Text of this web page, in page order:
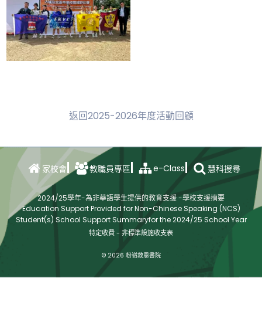
返回2025-2026年度活動回顧
家校會 教職員專區 e-Class 慧科搜尋
2024/25學年-為非華語學生提供的教育支援 -學校支援摘要
Education Support Provided for Non-Chinese Speaking (NCS)
Student(s) School Support Summaryfor the 2024/25 School Year
特定收費 - 非標準設施收支表
© 2026 粉嶺救恩書院